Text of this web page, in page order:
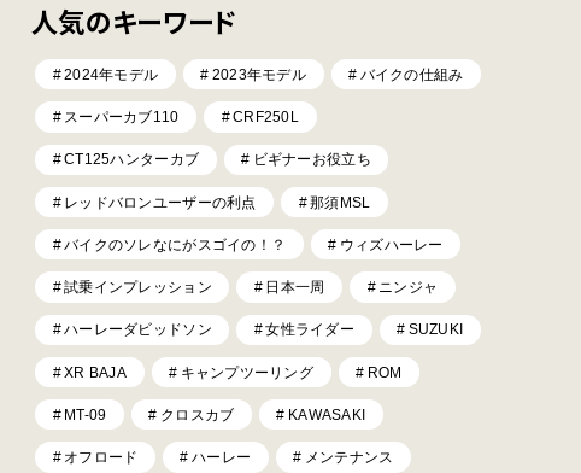
人気のキーワード
2024年モデル 2023年モデル バイクの仕組み
スーパーカブ110 CRF250L
CT125ハンターカブ ビギナーお役立ち
レッドバロンユーザーの利点 那須MSL
バイクのソレなにがスゴイの！？ ウィズハーレー
試乗インプレッション 日本一周 ニンジャ
ハーレーダビッドソン 女性ライダー SUZUKI
XR BAJA キャンプツーリング ROM
MT-09 クロスカブ KAWASAKI
オフロード ハーレー メンテナンス